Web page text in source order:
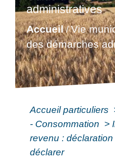
administratives
Accueil/Vie
des démarches
Accueil particuliers
- Consommation >
revenu :
déclarer